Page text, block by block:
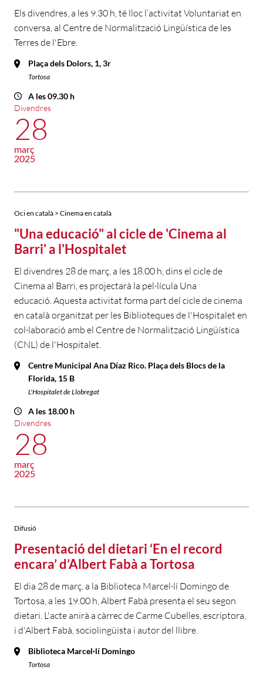
Els divendres, a les 9.30 h, té lloc l’activitat Voluntariat en
conversa, al Centre de Normalització Lingüística de les
Terres de l'Ebre.
Plaça dels Dolors, 1, 3r
Tortosa
A les 09.30 h
Divendres
28
març
2025
Oci en català > Cinema en català
"Una educació" al cicle de 'Cinema al
Barri' a l'Hospitalet
El divendres 28 de març, a les 18.00 h, dins el cicle de
Cinema al Barri, es projectarà la pel·lícula Una
educació. Aquesta activitat forma part del cicle de cinema
en català organitzat per les Biblioteques de l'Hospitalet en
col·laboració amb el Centre de Normalització Lingüística
(CNL) de l'Hospitalet.
Centre Municipal Ana Díaz Rico. Plaça dels Blocs de la
Florida, 15 B
L'Hospitalet de Llobregat
A les 18.00 h
Divendres
28
març
2025
Difusió
Presentació del dietari ‘En el record
encara’ d’Albert Fabà a Tortosa
El dia 28 de març, a la Biblioteca Marcel·lí Domingo de
Tortosa, a les 19.00 h, Albert Fabà presenta el seu segon
dietari. L'acte anirà a càrrec de Carme Cubelles, escriptora,
i d'Albert Fabà, sociolingüista i autor del llibre.
Biblioteca Marcel·lí Domingo
Tortosa